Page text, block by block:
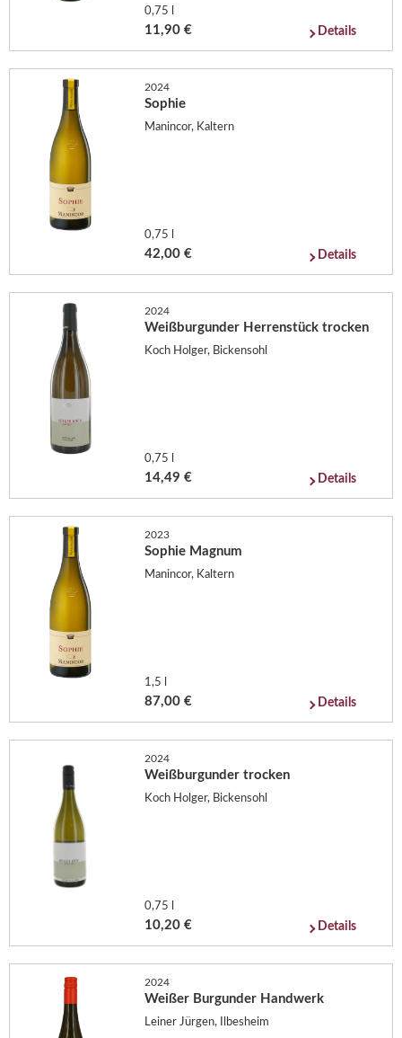
0,75 l
11,90 € Details
2024
Sophie
Manincor, Kaltern
0,75 l
42,00 € Details
2024
Weißburgunder Herrenstück trocken
Koch Holger, Bickensohl
0,75 l
14,49 € Details
2023
Sophie Magnum
Manincor, Kaltern
1,5 l
87,00 € Details
2024
Weißburgunder trocken
Koch Holger, Bickensohl
0,75 l
10,20 € Details
2024
Weißer Burgunder Handwerk
Leiner Jürgen, Ilbesheim